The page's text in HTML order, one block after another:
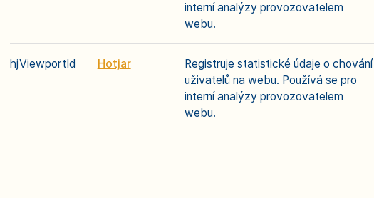
interní analýzy provozovatelem
webu.
hjViewportId Hotjar
Registruje statistické údaje o chování
uživatelů na webu. Používá se pro
interní analýzy provozovatelem
webu.